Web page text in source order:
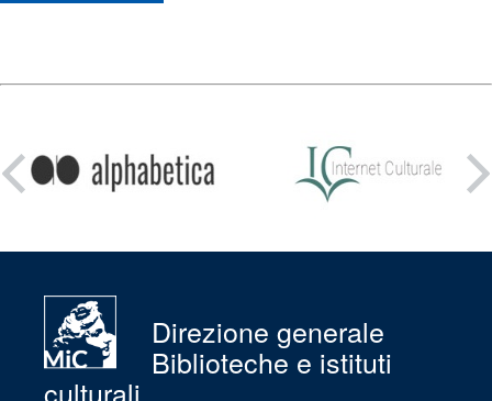
su:
Direzione generale
Biblioteche e istituti
culturali